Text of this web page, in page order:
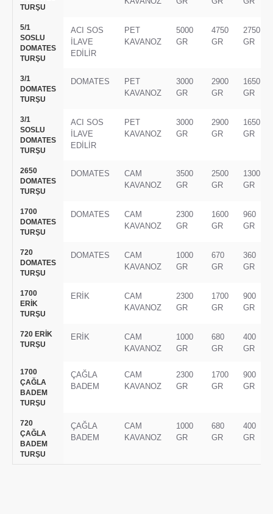
TURŞU
5/1
SOSLU
DOMATES
TURŞU
ACI SOS
İLAVE
EDİLİR
PET
KAVANOZ
5000
GR
4750
GR
2750
GR
3/1
DOMATES
TURŞU
DOMATES
PET
KAVANOZ
3000
GR
2900
GR
1650
GR
3/1
SOSLU
DOMATES
TURŞU
ACI SOS
İLAVE
EDİLİR
PET
KAVANOZ
3000
GR
2900
GR
1650
GR
2650
DOMATES
TURŞU
DOMATES
CAM
KAVANOZ
3500
GR
2500
GR
1300
GR
1700
DOMATES
TURŞU
DOMATES
CAM
KAVANOZ
2300
GR
1600
GR
960
GR
720
DOMATES
TURŞU
DOMATES
CAM
KAVANOZ
1000
GR
670
GR
360
GR
1700
ERİK
TURŞU
ERİK
CAM
KAVANOZ
2300
GR
1700
GR
900
GR
720 ERİK
TURŞU
ERİK
CAM
KAVANOZ
1000
GR
680
GR
400
GR
1700
ÇAĞLA
BADEM
TURŞU
ÇAĞLA
BADEM
CAM
KAVANOZ
2300
GR
1700
GR
900
GR
720
ÇAĞLA
BADEM
TURŞU
ÇAĞLA
BADEM
CAM
KAVANOZ
1000
GR
680
GR
400
GR